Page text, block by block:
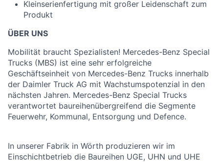
Kleinserienfertigung mit großer Leidenschaft zum
Produkt
ÜBER UNS
Mobilität braucht Spezialisten! Mercedes-Benz Special
Trucks (MBS) ist eine sehr erfolgreiche
Geschäftseinheit von Mercedes-Benz Trucks innerhalb
der Daimler Truck AG mit Wachstumspotenzial in den
nächsten Jahren. Mercedes-Benz Special Trucks
verantwortet baureihenübergreifend die Segmente
Feuerwehr, Kommunal, Entsorgung und Defence.
In unserer Fabrik in Wörth produzieren wir im
Einschichtbetrieb die Baureihen UGE, UHN und UHE